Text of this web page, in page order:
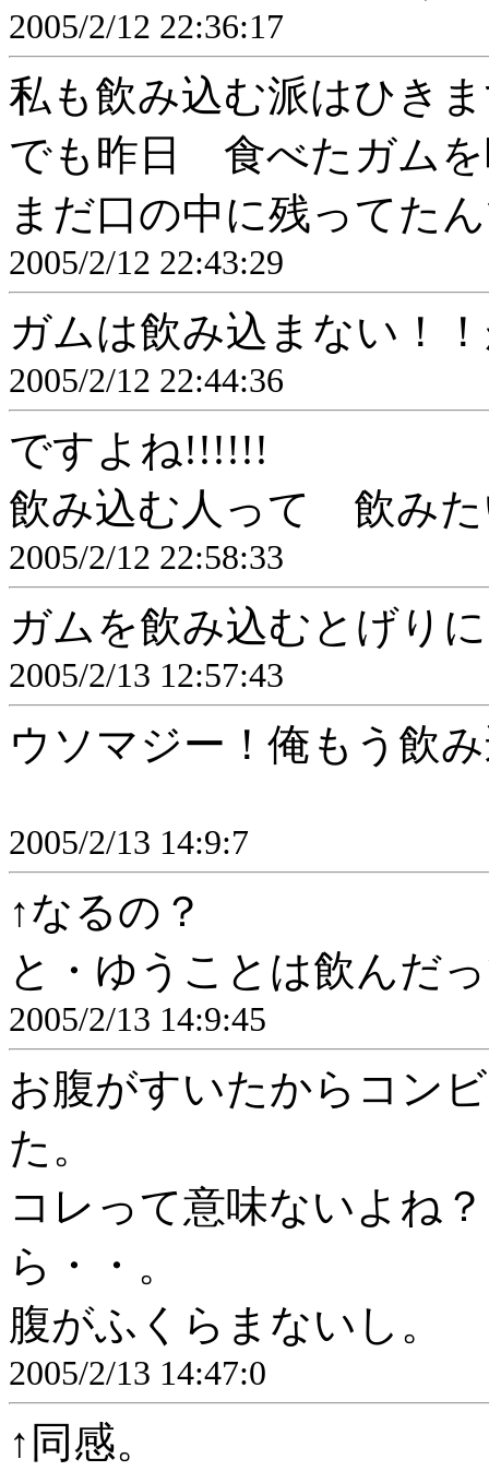
2005/2/12 22:36:17
私も飲み込む派はひき
でも昨日 食べたガム
まだ口の中に残ってた
2005/2/12 22:43:29
ガムは飲み込まない！
2005/2/12 22:44:36
ですよね!!!!!!
飲み込む人って 飲みた
2005/2/12 22:58:33
ガムを飲み込むとげり
2005/2/13 12:57:43
ウソマジー！俺もう飲
2005/2/13 14:9:7
↑なるの？
と・ゆうことは飲んだ
2005/2/13 14:9:45
お腹がすいたからコン
た。
コレって意味ないよね
ら・・。
腹がふくらまないし。
2005/2/13 14:47:0
↑同感。